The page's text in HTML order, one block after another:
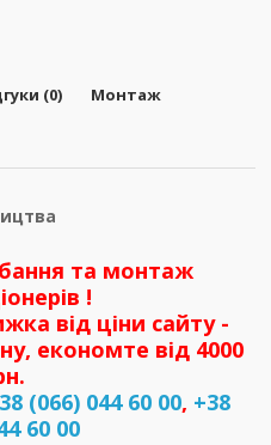
(0) Монтаж
та монтаж
!
від ціни сайту -
економте від 4000
(066) 044 60 00, +38
60 00